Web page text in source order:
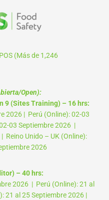
(Más de 1,246
Open):
9 (Sites Training) – 16 hrs:
2026 | Perú (Online): 02-03
03 Septiembre 2026 |
Reino Unido – UK (Online):
2026
– 40 hrs:
2026 | Perú (Online): 21 al
21 al 25 Septiembre 2026 |